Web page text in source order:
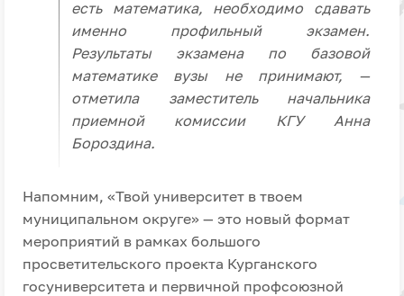
есть математика, необходимо сдавать
именно профильный экзамен.
Результаты экзамена по базовой
математике вузы не принимают, —
отметила заместитель начальника
приемной комиссии КГУ Анна
Бороздина.
Напомним, «Твой университет в твоем
муниципальном округе» — это новый формат
мероприятий в рамках большого
просветительского проекта Курганского
госуниверситета и первичной профсоюзной